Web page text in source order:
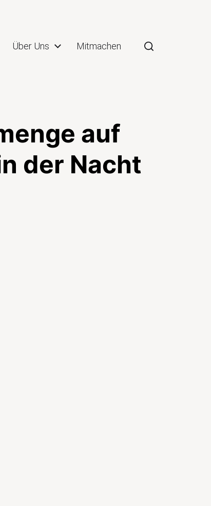
Über Uns Mitmachen
auf
der Nacht